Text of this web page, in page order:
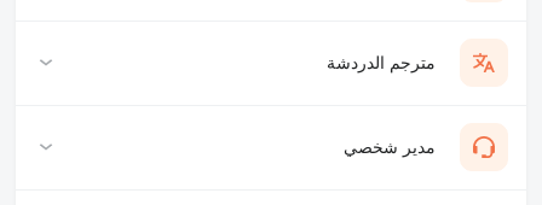
مترجم الدردشة
مدير شخصي